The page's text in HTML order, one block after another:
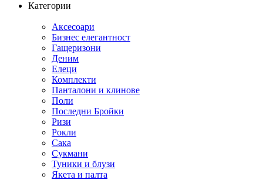
Категории
Аксесоари
Бизнес елегантност
Гащеризони
Деним
Елеци
Комплекти
Панталони и клинове
Поли
Последни Бройки
Ризи
Рокли
Сака
Сукмани
Туники и блузи
Якета и палта